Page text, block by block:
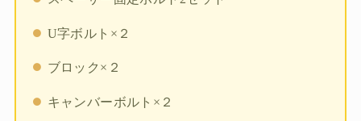
U字ボルト×２
ブロック×２
キャンバーボルト×２